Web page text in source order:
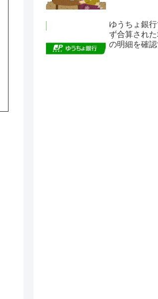
ゆうちょ銀
ず合算され
の明細を確